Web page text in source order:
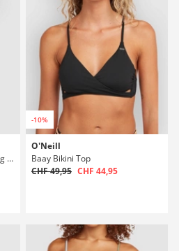
Reactor 2 2mm Back Zip Spring Neoprenanzug
-10%
O'Neill
Baay Bikini Top
CHF 49,95 CHF 44,95